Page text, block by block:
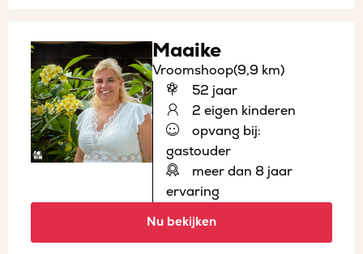
Maaike
Vroomshoop(9,9 km)
52 jaar
2 eigen kinderen
opvang bij:
gastouder
meer dan 8 jaar
ervaring
Nu bekijken